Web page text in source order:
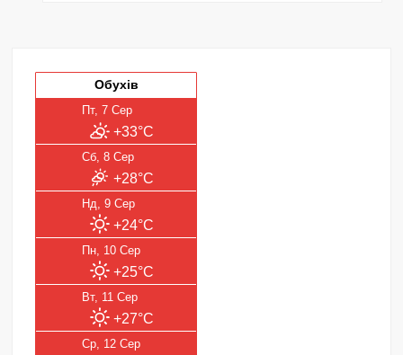
Обухів
Пт, 7 Сер
+33°C
Сб, 8 Сер
+28°C
Нд, 9 Сер
+24°C
Пн, 10 Сер
+25°C
Вт, 11 Сер
+27°C
Ср, 12 Сер